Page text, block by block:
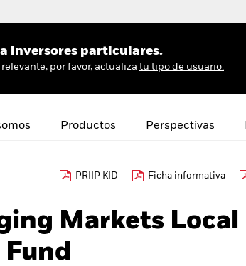
inversores particulares.
por favor, actualiza tu tipo de usuario.
Productos Perspectivas
PRIIP KID Ficha informativa
Markets Local